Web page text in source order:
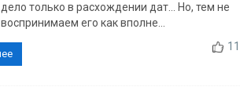
только в расхождении дат… Но, тем не
его как вполне...
11